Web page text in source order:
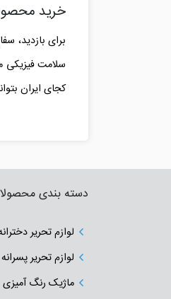
خرید
برای بازدید،
سلامت فیزیکی
کجای ایران
دسته بندی
لوازم تحریر
لوازم تحریر پسرانه
ماژیک رنگ آمیزی